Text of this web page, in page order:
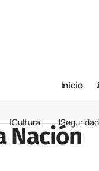
Inicio
Cultura Seguridad
Nación